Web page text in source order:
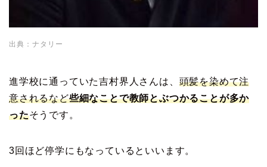
出典：ナタリー
進学校に通っていた吉村界人さんは、 頭髪を染めて注
意されるなど些細なことで教師とぶつかることが多か
ったそうです。
3回ほど停学にもなっているといいます。